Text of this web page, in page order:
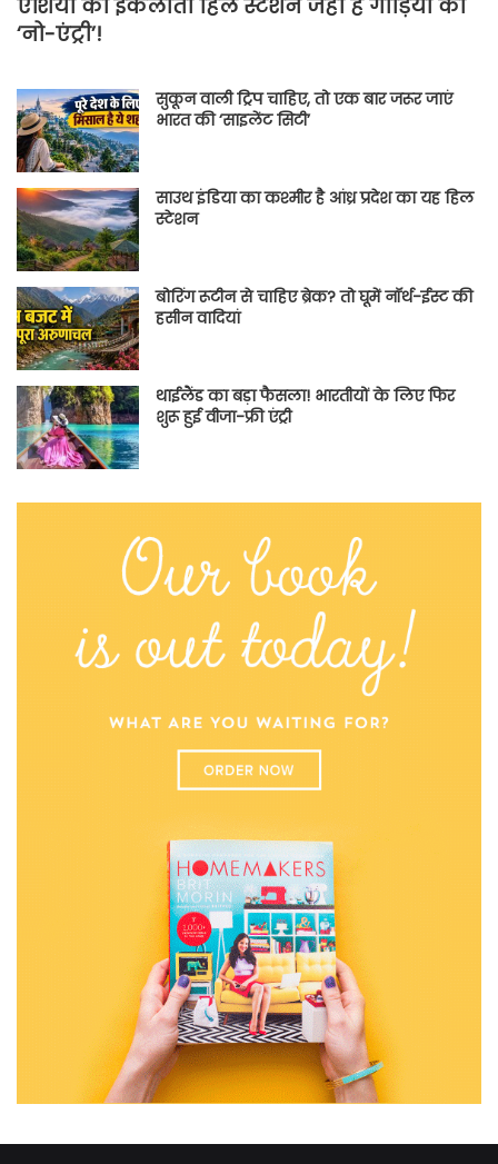
एशिया का इकलौता हिल स्टेशन जहां है गाड़ियों की
‘नो-एंट्री’!
सुकून वाली ट्रिप चाहिए, तो एक बार जरूर जाएं
भारत की ‘साइलेंट सिटी’
साउथ इंडिया का कश्मीर है आंध्र प्रदेश का यह हिल
स्टेशन
बोरिंग रूटीन से चाहिए ब्रेक? तो घूमें नॉर्थ-ईस्ट की
हसीन वादियां
थाईलैंड का बड़ा फैसला! भारतीयों के लिए फिर
शुरू हुई वीजा-फ्री एंट्री